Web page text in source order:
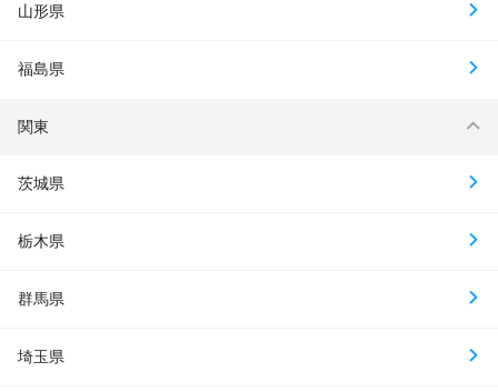
山形県
福島県
関東
茨城県
栃木県
群馬県
埼玉県